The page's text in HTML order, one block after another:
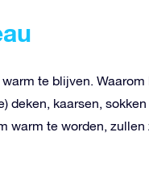
te blijven.
deken, kaarsen,
warm te worden, zullen